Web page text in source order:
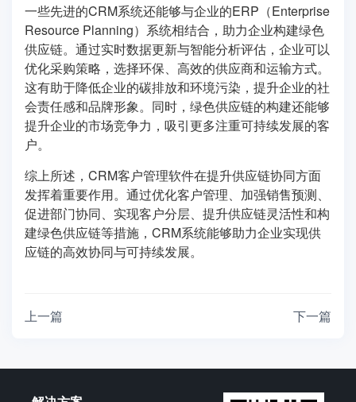
一些先进的CRM系统还能够与企业的ERP（Enterprise
Resource Planning）系统相结合，助力企业构建绿色
供应链。通过实时数据更新与智能分析评估，企业可以
优化采购策略，选择环保、高效的供应商和运输方式。
这有助于降低企业的碳排放和环境污染，提升企业的社
会责任感和品牌形象。同时，绿色供应链的构建还能够
提升企业的市场竞争力，吸引更多注重可持续发展的客
户。
综上所述，CRM客户管理软件在提升供应链协同方面
发挥着重要作用。通过优化客户管理、加强销售预测、
促进部门协同、实现客户分层、提升供应链灵活性和构
建绿色供应链等措施，CRM系统能够助力企业实现供
应链的高效协同与可持续发展。
上一篇 下一篇